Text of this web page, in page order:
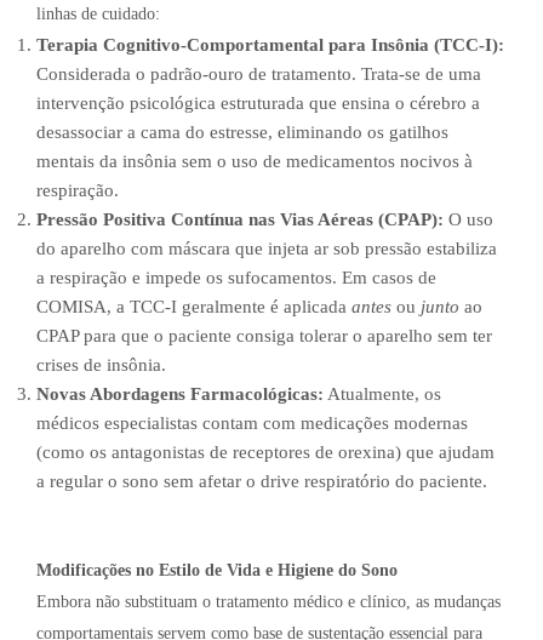
linhas de cuidado:
Terapia Cognitivo-Comportamental para Insônia (TCC-I):
Considerada o padrão-ouro de tratamento. Trata-se de uma
intervenção psicológica estruturada que ensina o cérebro a
desassociar a cama do estresse, eliminando os gatilhos
mentais da insônia sem o uso de medicamentos nocivos à
respiração.
Pressão Positiva Contínua nas Vias Aéreas (CPAP): O uso
do aparelho com máscara que injeta ar sob pressão estabiliza
a respiração e impede os sufocamentos. Em casos de
COMISA, a TCC-I geralmente é aplicada antes ou junto ao
CPAP para que o paciente consiga tolerar o aparelho sem ter
crises de insônia.
Novas Abordagens Farmacológicas: Atualmente, os
médicos especialistas contam com medicações modernas
(como os antagonistas de receptores de orexina) que ajudam
a regular o sono sem afetar o drive respiratório do paciente.
Modificações no Estilo de Vida e Higiene do Sono
Embora não substituam o tratamento médico e clínico, as mudanças
comportamentais servem como base de sustentação essencial para